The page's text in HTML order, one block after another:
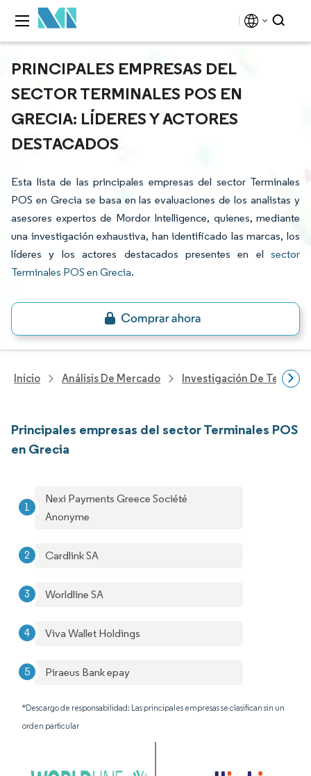
PRINCIPALES EMPRESAS DEL
SECTOR TERMINALES POS EN
GRECIA: LÍDERES Y ACTORES
DESTACADOS
Esta lista de las principales empresas del sector Terminales
POS en Grecia se basa en las evaluaciones de los analistas y
asesores expertos de Mordor Intelligence, quienes, mediante
una investigación exhaustiva, han identificado las marcas, los
líderes y los actores destacados presentes en el sector
Terminales POS en Grecia.
Inicio Análisis De Mercado Investigación De
Principales empresas del sector Terminales POS
en Grecia
Nexi Payments Greece Société
Anonyme
Cardlink SA
Worldline SA
Viva Wallet Holdings
Piraeus Bank epay
*Descargo de responsabilidad: Las principales empresas se clasifican sin un
orden particular